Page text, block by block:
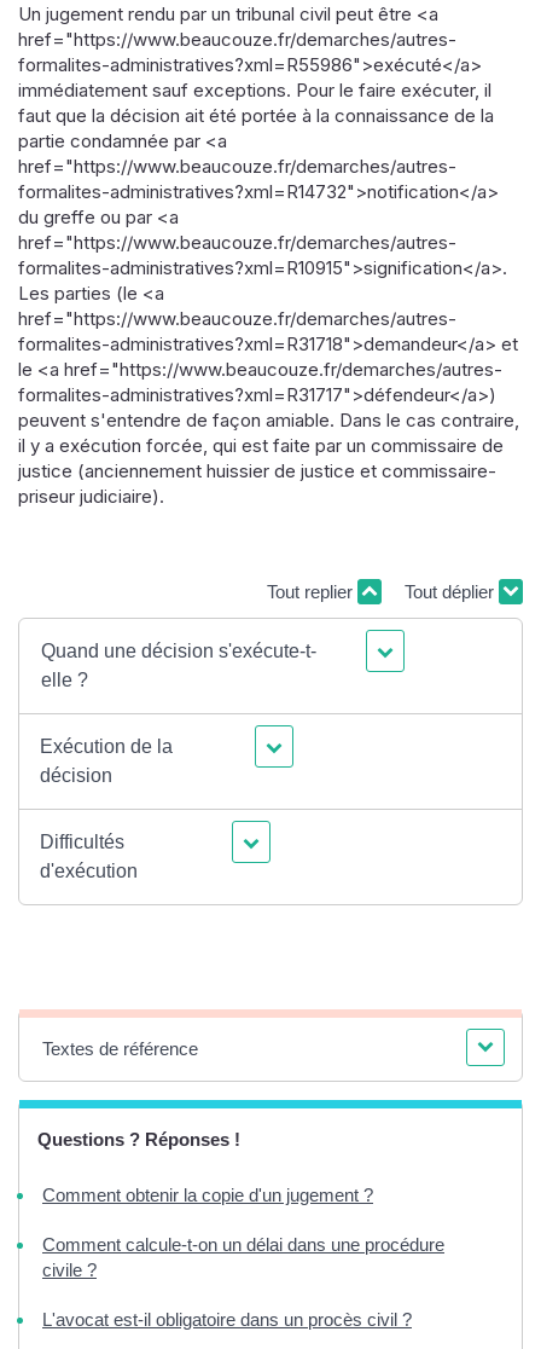
Un jugement rendu par un tribunal civil peut être <a
href="https://www.beaucouze.fr/demarches/autres-
formalites-administratives?xml=R55986">exécuté</a>
immédiatement sauf exceptions. Pour le faire exécuter, il
faut que la décision ait été portée à la connaissance de la
partie condamnée par <a
href="https://www.beaucouze.fr/demarches/autres-
formalites-administratives?xml=R14732">notification</a>
du greffe ou par <a
href="https://www.beaucouze.fr/demarches/autres-
formalites-administratives?xml=R10915">signification</a>.
Les parties (le <a
href="https://www.beaucouze.fr/demarches/autres-
formalites-administratives?xml=R31718">demandeur</a> et
le <a href="https://www.beaucouze.fr/demarches/autres-
formalites-administratives?xml=R31717">défendeur</a>)
peuvent s'entendre de façon amiable. Dans le cas contraire,
il y a exécution forcée, qui est faite par un commissaire de
justice (anciennement huissier de justice et commissaire-
priseur judiciaire).
Tout replier Tout déplier
Quand une décision s'exécute-t-
elle ?
Exécution de la
décision
Difficultés
d'exécution
Textes de référence
Questions ? Réponses !
Comment obtenir la copie d'un jugement ?
Comment calcule-t-on un délai dans une procédure
civile ?
L'avocat est-il obligatoire dans un procès civil ?